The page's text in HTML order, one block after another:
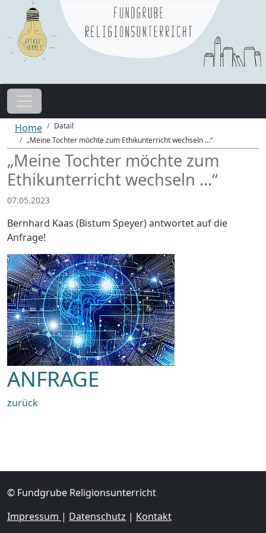
Home
Datail
„Meine Tochter möchte zum Ethikunterricht wechseln ...“
„Meine Tochter möchte zum
Ethikunterricht wechseln ...“
07.05.2023
Bernhard Kaas (Bistum Speyer) antwortet auf die
Anfrage!
ANFRAGE
zurück
© Fundgrube Religionsunterricht
Impressum | Datenschutz | Kontakt